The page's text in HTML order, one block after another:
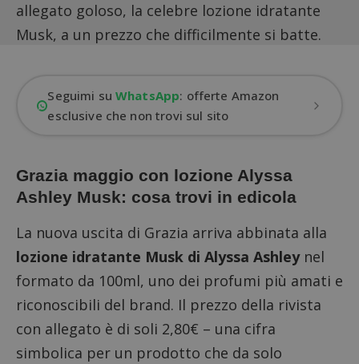
allegato goloso, la celebre lozione idratante
Musk, a un prezzo che difficilmente si batte.
Seguimi suWhatsApp: offerte Amazon
esclusive che non trovi sul sito
Grazia maggio con lozione Alyssa
Ashley Musk: cosa trovi in edicola
La nuova uscita di Grazia arriva abbinata alla
lozione idratante Musk di Alyssa Ashleynel
formato da 100ml, uno dei profumi più amati e
riconoscibili del brand. Il prezzo della rivista
con allegato è di soli 2,80€ – una cifra
simbolica per un prodotto che da solo